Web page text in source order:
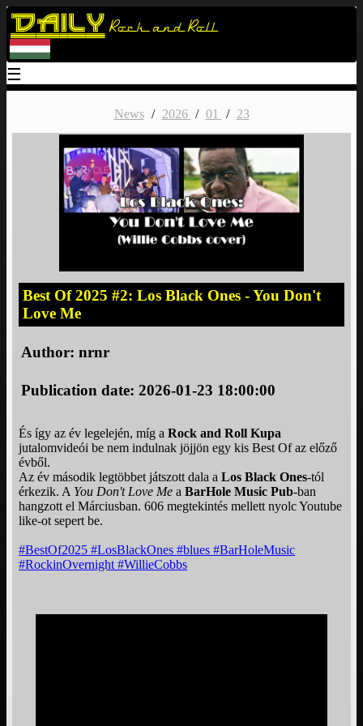
Daily Rock and Roll
☰
News / 2026 / 01 / 23
Best Of 2025 #2: Los Black Ones - You Don't
Love Me
Author:nrnr
Publication date: 2026-01-23 18:00:00
És így az év legelején, míg aRock and Roll Kupa
jutalomvideói be nem indulnak jöjjön egy kis Best Of az előző
évből.
Az év második legtöbbet játszott dala aLos Black Ones-tól
érkezik. A You Don't Love Me aBarHole Music Pub-ban
hangzott el Márciusban. 606 megtekintés mellett nyolc Youtube
like-ot sepert be.
#BestOf2025#LosBlackOnes#blues#BarHoleMusic
#RockinOvernight#WillieCobbs